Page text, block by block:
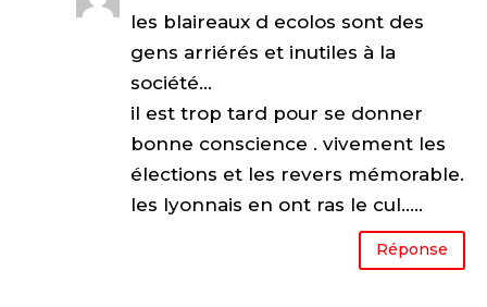
les blaireaux d ecolos sont des
gens arriérés et inutiles à la
société…
il est trop tard pour se donner
bonne conscience . vivement les
élections et les revers mémorable.
les lyonnais en ont ras le cul…..
Réponse